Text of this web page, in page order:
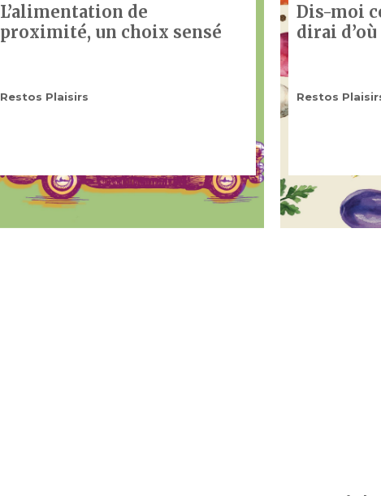
L’alimentation de
proximité, un choix sensé
Restos Plaisirs
Dis-moi
dirai
Restos